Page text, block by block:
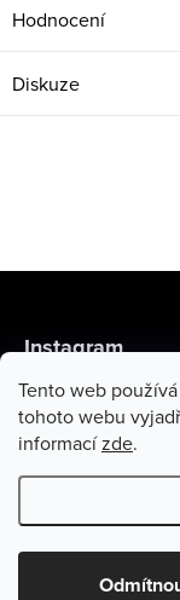
Tento web
tohoto webu
informacízde.
Hodnocení
Diskuze
p
Instagram
Recenze
Informace pro
Copyright 2026Di